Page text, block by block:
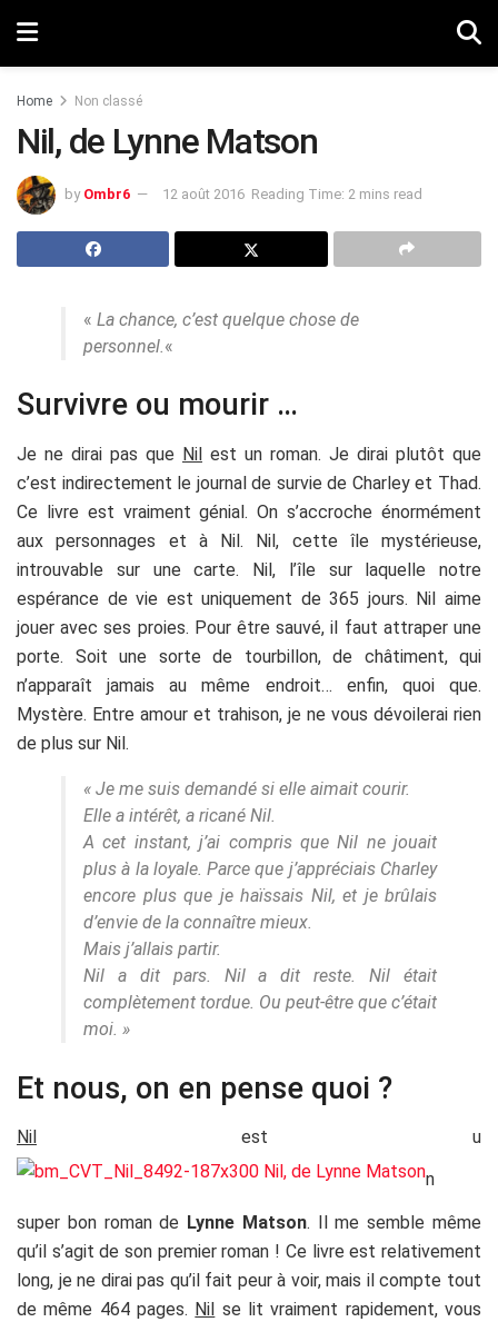
Home Non classé
Nil, de Lynne Matson
by Ombr6 12 août 2016 Reading Time: 2 mins read
« La chance, c’est quelque chose de
personnel. «
Survivre ou mourir …
Je ne dirai pas que Nil est un roman. Je dirai plutôt que
c’est indirectement le journal de survie de Charley et Thad.
Ce livre est vraiment génial. On s’accroche énormément
aux personnages et à Nil. Nil, cette île mystérieuse,
introuvable sur une carte. Nil, l’île sur laquelle notre
espérance de vie est uniquement de 365 jours. Nil aime
jouer avec ses proies. Pour être sauvé, il faut attraper une
porte. Soit une sorte de tourbillon, de châtiment, qui
n’apparaît jamais au même endroit… enfin, quoi que.
Mystère. Entre amour et trahison, je ne vous dévoilerai rien
de plus sur Nil.
« Je me suis demandé si elle aimait courir.
Elle a intérêt, a ricané Nil.
A cet instant, j’ai compris que Nil ne jouait
plus à la loyale. Parce que j’appréciais Charley
encore plus que je haïssais Nil, et je brûlais
d’envie de la connaître mieux.
Mais j’allais partir.
Nil a dit pars. Nil a dit reste. Nil était
complètement tordue. Ou peut-être que c’était
moi. »
Et nous, on en pense quoi ?
Nil
est u
n
super bon roman de Lynne Matson. Il me semble même
qu’il s’agit de son premier roman ! Ce livre est relativement
long, je ne dirai pas qu’il fait peur à voir, mais il compte tout
de même 464 pages. Nil se lit vraiment rapidement, vous